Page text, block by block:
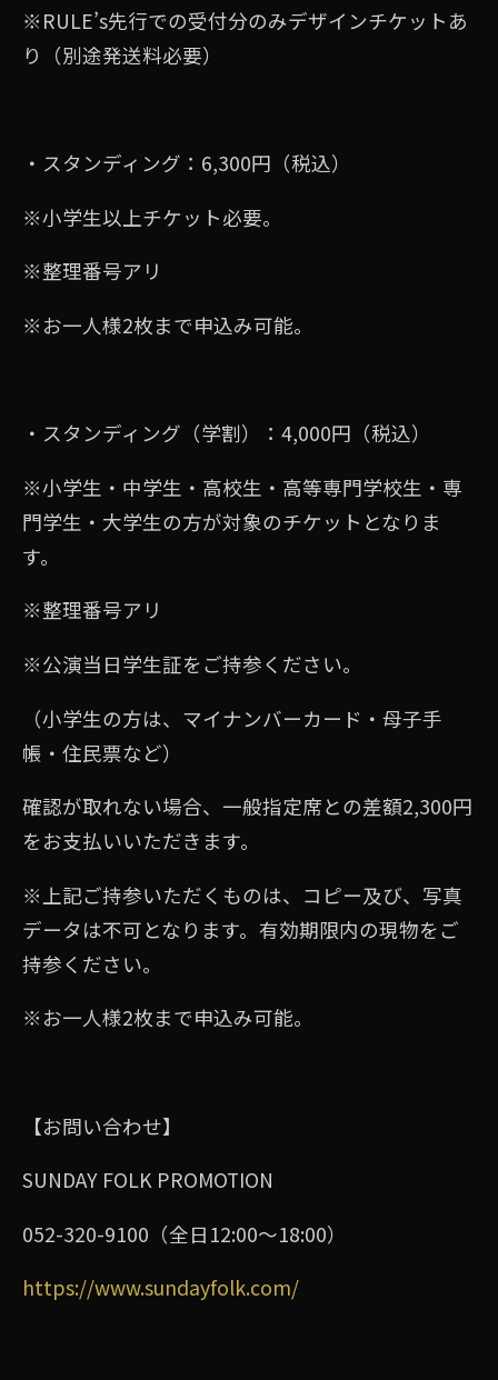
※RULE’s先⾏での受付分のみデザインチケットあ
り（別途発送料必要）
・スタンディング：6,300円（税込）
※⼩学⽣以上チケット必要。
※整理番号アリ
※お⼀⼈様2枚まで申込み可能。
・スタンディング（学割）：4,000円（税込）
※⼩学⽣・中学⽣・⾼校⽣・⾼等専⾨学校⽣・専
⾨学⽣・⼤学⽣の⽅が対象のチケットとなりま
す。
※整理番号アリ
※公演当⽇学⽣証をご持参ください。
（⼩学⽣の⽅は、マイナンバーカード・⺟⼦⼿
帳・住⺠票など）
確認が取れない場合、⼀般指定席との差額2,300円
をお⽀払いいただきます。
※上記ご持参いただくものは、コピー及び、写真
データは不可となります。有効期限内の現物をご
持参ください。
※お⼀⼈様2枚まで申込み可能。
【お問い合わせ】
SUNDAY FOLK PROMOTION
052-320-9100（全⽇12:00〜18:00）
https://www.sundayfolk.com/